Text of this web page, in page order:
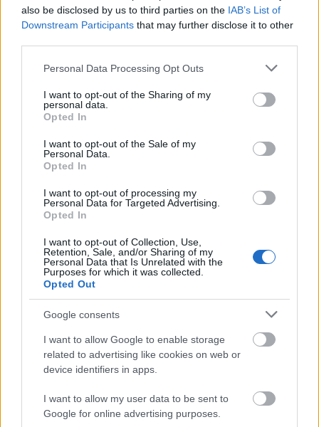
also be disclosed by us to third parties on the IAB’s List of
Downstream Participants that may further disclose it to other
Please note that this website/app uses one or more Google
not limited to your visit or usage behaviour. You may click to
grant or deny consent to Google and its third-party tags to
use your data for below specified purposes in below Google
consent section.
Personal Data Processing Opt Outs
I want to opt-out of the Sharing of my
personal data.
Opted In
I want to opt-out of the Sale of my
Personal Data.
Opted In
I want to opt-out of processing my
Personal Data for Targeted Advertising.
Opted In
I want to opt-out of Collection, Use,
Retention, Sale, and/or Sharing of my
Personal Data that Is Unrelated with the
Purposes for which it was collected.
Opted Out
Google consents
I want to allow Google to enable storage
related to advertising like cookies on web or
device identifiers in apps.
I want to allow my user data to be sent to
Google for online advertising purposes.
listákat böngészve látható, hogy egy profiútmutató
a mellplasztikárólugyanúgy alapvető forrás a
páciens elégedettsége.
A műtéti folyamat és a gyógyulás
szakaszai
A belső szemöldökemeléssel kombinált
szemhéjplasztika általában helyi érzéstelenítésben,
bódításban vagy rövid altatásban történik. A
metszésvonal a felső szemhéj természetes redőjében
fut, így a gyógyulás után szinte láthatatlan marad. A
műtét során a sebész apró öltésekkel rögzíti a
szemöldököt a csonthártyához vagy az izomzathoz,
biztosítva a stabil tartást. Ez a technikai precizitás
az, ami garantálja a hosszú évekig tartó hatást.
A gyógyulási idő meglepően rövid. Az első héten
duzzanat és némi véraláfutás tapasztalható, de a
varratszedés után (ami általában az 5-7. napon
történik) a páciensek többsége már visszatérhet a
társasági életbe. Aki kíváncsi a konkrét vizuális
változásokra, annak érdemes megnéznie a látványos
eredményeket felső szemhéjplasztikaés
szemöldökemelés után, ahol jól látszik a különbség